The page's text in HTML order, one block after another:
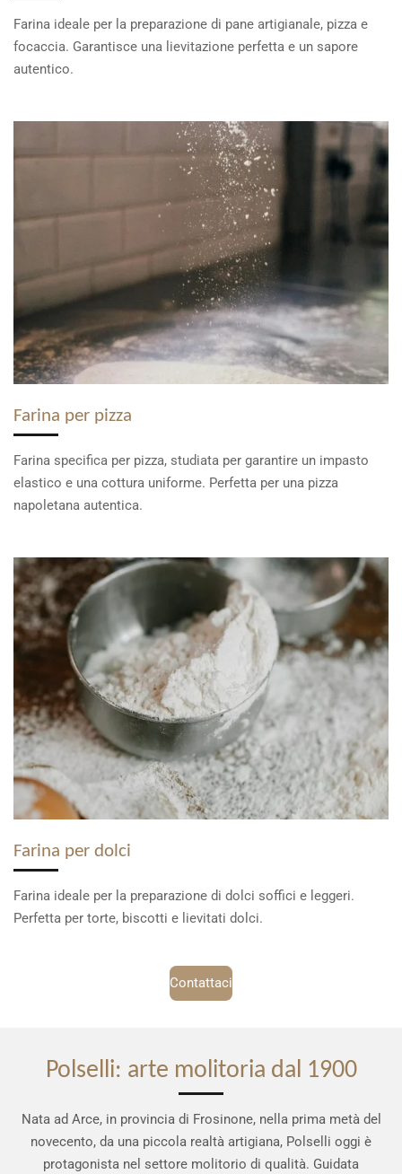
Farina ideale per la preparazione di pane artigianale, pizza e
focaccia. Garantisce una lievitazione perfetta e un sapore
autentico.
Farina per pizza
Farina specifica per pizza, studiata per garantire un impasto
elastico e una cottura uniforme. Perfetta per una pizza
napoletana autentica.
Farina per dolci
Farina ideale per la preparazione di dolci soffici e leggeri.
Perfetta per torte, biscotti e lievitati dolci.
Contattaci
Polselli: arte molitoria dal 1900
Nata ad Arce, in provincia di Frosinone, nella prima metà del
novecento, da una piccola realtà artigiana, Polselli oggi è
protagonista nel settore molitorio di qualità. Guidata